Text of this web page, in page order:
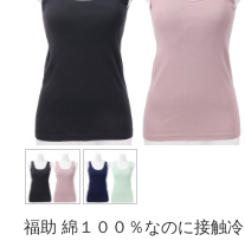
福助 綿１００％なのに接触冷